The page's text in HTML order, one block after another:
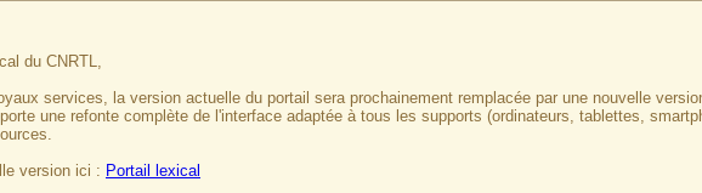
du CNRTL,
services, la version actuelle du portail sera prochainement remplacée par une nouvelle
une refonte complète de l'interface adaptée à tous les supports (ordinateurs, tablettes,
version ici : Portail lexical